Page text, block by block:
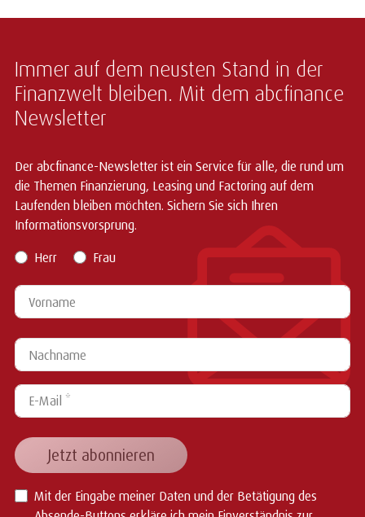
Immer auf dem neusten Stand in der
Finanzwelt bleiben. Mit dem abcfinance
Newsletter
Der abcfinance-Newsletter ist ein Service für alle, die rund um
die Themen Finanzierung, Leasing und Factoring auf dem
Laufenden bleiben möchten. Sichern Sie sich Ihren
Informationsvorsprung.
Herr
Frau
Vorname
Nachname
E-Mail *
Jetzt abonnieren
Mit der Eingabe meiner Daten und der Betätigung des